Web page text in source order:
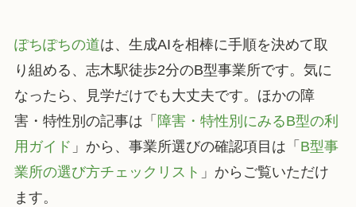
ぽちぽちの道は、生成AIを相棒に手順を決めて取
り組める、志木駅徒歩2分のB型事業所です。気に
なったら、見学だけでも大丈夫です。ほかの障
害・特性別の記事は「 障害・特性別にみるB型の利
用ガイド 」から、事業所選びの確認項目は「 B型事
業所の選び方チェックリスト 」からご覧いただけ
ます。